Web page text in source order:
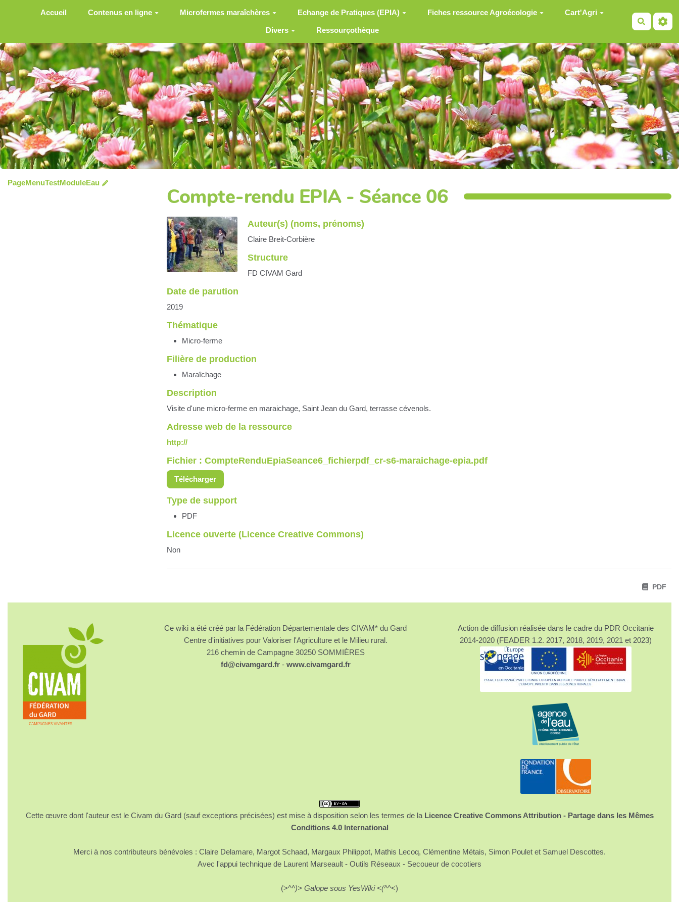
Aller au contenu principal
Accueil Contenus en ligne Microfermes maraîchères Echange de Pratiques (EPIA) Fiches ressource Agroécologie Cart'Agri
Divers Ressourçothèque
PageMenuTestModuleEau
Compte-rendu EPIA - Séance 06
Auteur(s) (noms, prénoms)
Claire Breit-Corbière
Structure
FD CIVAM Gard
Date de parution
2019
Thématique
Micro-ferme
Filière de production
Maraîchage
Description
Visite d'une micro-ferme en maraichage, Saint Jean du Gard, terrasse cévenols.
Adresse web de la ressource
http://
Fichier : CompteRenduEpiaSeance6_fichierpdf_cr-s6-maraichage-epia.pdf
Télécharger
Type de support
PDF
Licence ouverte (Licence Creative Commons)
Non
PDF
Ce wiki a été créé par la Fédération Départementale des CIVAM* du Gard
Centre d'initiatives pour Valoriser l'Agriculture et le Milieu rural.
216 chemin de Campagne 30250 SOMMIÈRES
fd@civamgard.fr- www.civamgard.fr
Action de diffusion réalisée dans le cadre du PDR Occitanie
2014-2020 (FEADER 1.2. 2017, 2018, 2019, 2021 et 2023)
Cette œuvre dont l'auteur est le Civam du Gard (sauf exceptions précisées) est mise à disposition selon les termes de la Licence Creative Commons Attribution - Partage dans les Mêmes
Conditions 4.0 International
Merci à nos contributeurs bénévoles : Claire Delamare, Margot Schaad, Margaux Philippot, Mathis Lecoq, Clémentine Métais, Simon Poulet et Samuel Descottes.
Avec l'appui technique de Laurent Marseault - Outils Réseaux - Secoueur de cocotiers
(>^^)> Galope sous YesWiki <(^^<)